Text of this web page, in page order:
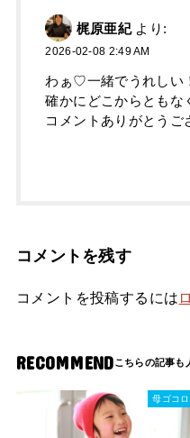
梶原亜紀 より:
2026-02-08 2:49 AM
わぁ♡一緒でうれしい
確かにどこからともな
コメントありがとう
コメントを残す
コメントを投稿するには
RECOMMEND
母ゴコロ